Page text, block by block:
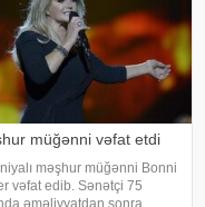
müğənni vəfat etdi
məşhur müğənni Bonni
vəfat edib. Sənətçi 75
əməliyyatdan sonra